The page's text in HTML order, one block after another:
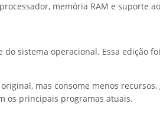
memória RAM e suporte
do sistema operacional. Essa edição
mas consome menos
os principais programas atuais.